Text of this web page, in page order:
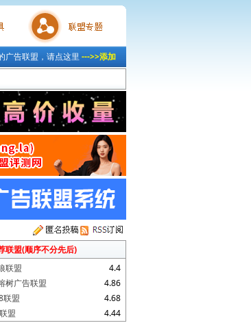
联盟专题
广告联盟，请点这里 --->>添加
联盟(顺序不分先后)
4.4
联盟
4.86
树广告联盟
4.68
联盟
4.44
盟